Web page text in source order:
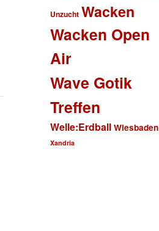
Unzucht Wacken
Wacken Open
Air
Wave Gotik
Treffen
Welle:Erdball Wiesbaden
Xandria